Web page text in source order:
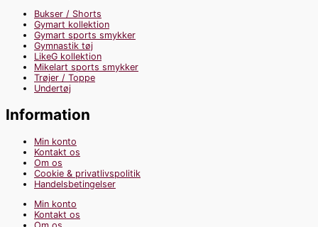
Bukser / Shorts
Gymart kollektion
Gymart sports smykker
Gymnastik tøj
LikeG kollektion
Mikelart sports smykker
Trøjer / Toppe
Undertøj
Information
Min konto
Kontakt os
Om os
Cookie & privatlivspolitik
Handelsbetingelser
Min konto
Kontakt os